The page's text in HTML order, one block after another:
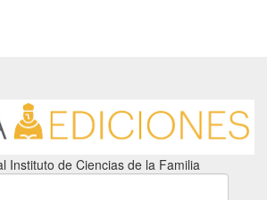
Instituto de Ciencias de la Familia